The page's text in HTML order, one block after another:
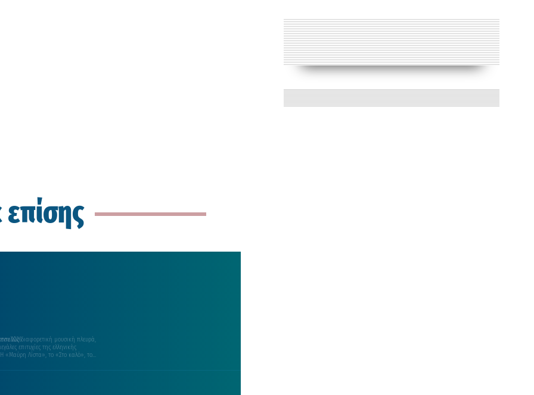
επίσης
2026διαφορετική μουσική πλευρά,
επιτυχίες της ελληνικής
«Μαύρη Λίστα», το «Στο καλό», το